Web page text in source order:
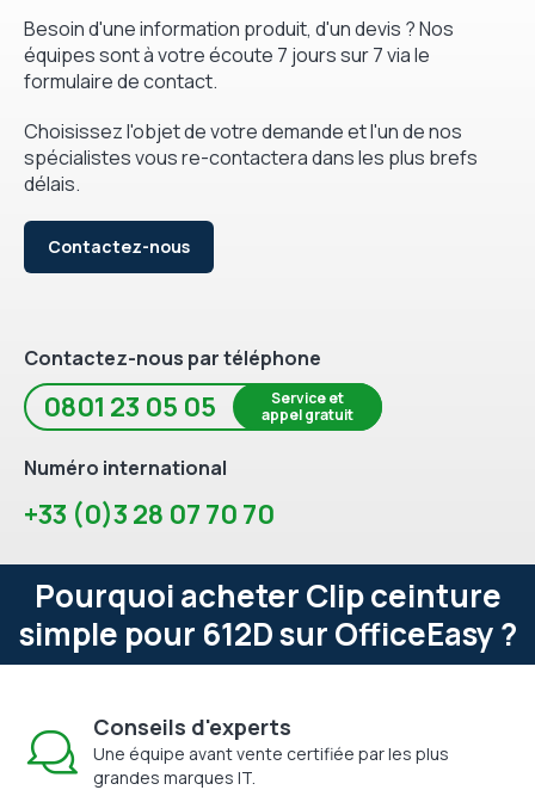
Besoin d'une information produit, d'un devis ? Nos
équipes sont à votre écoute 7 jours sur 7 via le
formulaire de contact.
Choisissez l'objet de votre demande et l'un de nos
spécialistes vous re-contactera dans les plus brefs
délais.
Contactez-nous
Contactez-nous par téléphone
0801 23 05 05
Service et
appel gratuit
Numéro international
+33 (0)3 28 07 70 70
Pourquoi acheter Clip ceinture
simple pour 612D sur OfficeEasy ?
Conseils d'experts
Une équipe avant vente certifiée par les plus
grandes marques IT.